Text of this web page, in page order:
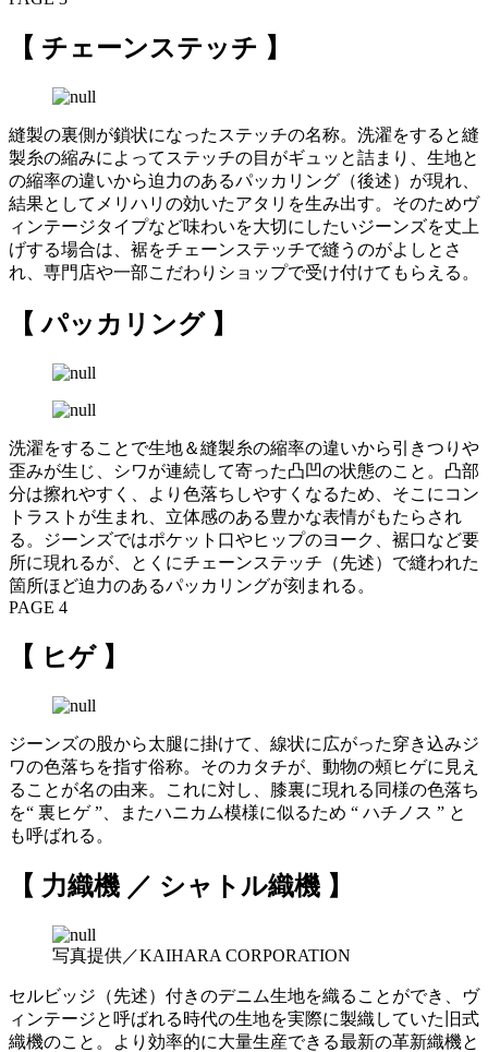
【 チェーンステッチ 】
縫製の裏側が鎖状になったステッチの名称。洗濯をすると縫
製糸の縮みによってステッチの目がギュッと詰まり、生地と
の縮率の違いから迫力のあるパッカリング（後述）が現れ、
結果としてメリハリの効いたアタリを生み出す。そのためヴ
ィンテージタイプなど味わいを大切にしたいジーンズを丈上
げする場合は、裾をチェーンステッチで縫うのがよしとさ
れ、専門店や一部こだわりショップで受け付けてもらえる。
【 パッカリング 】
洗濯をすることで生地＆縫製糸の縮率の違いから引きつりや
歪みが生じ、シワが連続して寄った凸凹の状態のこと。凸部
分は擦れやすく、より色落ちしやすくなるため、そこにコン
トラストが生まれ、立体感のある豊かな表情がもたらされ
る。ジーンズではポケット口やヒップのヨーク、裾口など要
所に現れるが、とくにチェーンステッチ（先述）で縫われた
箇所ほど迫力のあるパッカリングが刻まれる。
PAGE 4
【 ヒゲ 】
ジーンズの股から太腿に掛けて、線状に広がった穿き込みジ
ワの色落ちを指す俗称。そのカタチが、動物の頰ヒゲに見え
ることが名の由来。これに対し、膝裏に現れる同様の色落ち
を“ 裏ヒゲ ”、またハニカム模様に似るため “ ハチノス ” と
も呼ばれる。
【 力織機 ／ シャトル織機 】
写真提供／KAIHARA CORPORATION
セルビッジ（先述）付きのデニム生地を織ることができ、ヴ
ィンテージと呼ばれる時代の生地を実際に製織していた旧式
織機のこと。より効率的に大量生産できる最新の革新織機と